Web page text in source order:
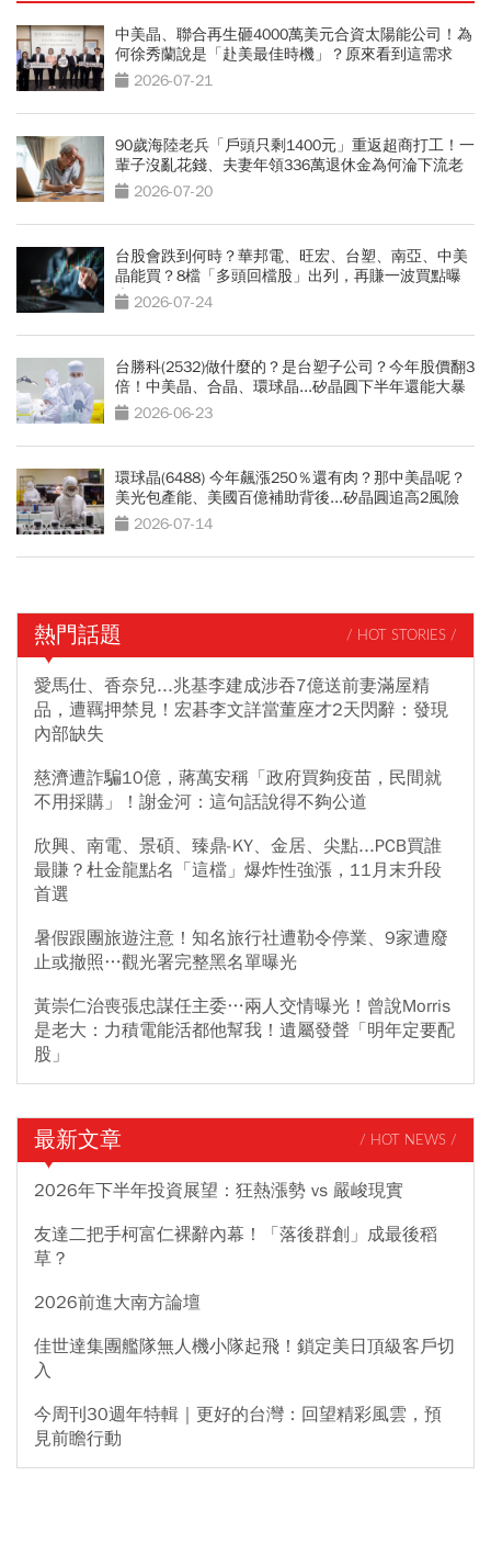
中美晶、聯合再生砸4000萬美元合資太陽能公司！為
何徐秀蘭說是「赴美最佳時機」？原來看到這需求
2026-07-21
90歲海陸老兵「戶頭只剩1400元」重返超商打工！一
輩子沒亂花錢、夫妻年領336萬退休金為何淪下流老
人？2026-07-20
台股會跌到何時？華邦電、旺宏、台塑、南亞、中美
晶能買？8檔「多頭回檔股」出列，再賺一波買點曝
光 2026-07-24
台勝科(2532)做什麼的？是台塑子公司？今年股價翻3
倍！中美晶、合晶、環球晶...矽晶圓下半年還能大暴
漲？2026-06-23
環球晶(6488) 今年飆漲250％還有肉？那中美晶呢？
美光包產能、美國百億補助背後...矽晶圓追高2風險
2026-07-14
熱門話題 / HOT STORIES /
愛馬仕、香奈兒...兆基李建成涉吞7億送前妻滿屋精
品，遭羈押禁見！宏碁李文詳當董座才2天閃辭：發現
內部缺失
慈濟遭詐騙10億，蔣萬安稱「政府買夠疫苗，民間就
不用採購」！謝金河：這句話說得不夠公道
欣興、南電、景碩、臻鼎-KY、金居、尖點...PCB買誰
最賺？杜金龍點名「這檔」爆炸性強漲，11月末升段
首選
暑假跟團旅遊注意！知名旅行社遭勒令停業、9家遭廢
止或撤照…觀光署完整黑名單曝光
黃崇仁治喪張忠謀任主委…兩人交情曝光！曾說Morris
是老大：力積電能活都他幫我！遺屬發聲「明年定要配
股」
最新文章 / HOT NEWS /
2026年下半年投資展望：狂熱漲勢 vs 嚴峻現實
友達二把手柯富仁裸辭內幕！「落後群創」成最後稻
草？
2026前進大南方論壇
佳世達集團艦隊無人機小隊起飛！鎖定美日頂級客戶切
入
今周刊30週年特輯｜更好的台灣：回望精彩風雲，預
見前瞻行動